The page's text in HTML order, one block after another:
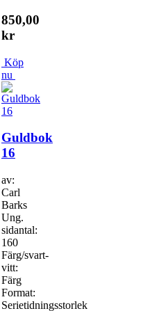
850,00
kr
Köp
nu
Guldbok
16
av:
Carl
Barks
Ung.
sidantal:
160
Färg/svart-
vitt:
Färg
Format:
Serietidningsstorlek